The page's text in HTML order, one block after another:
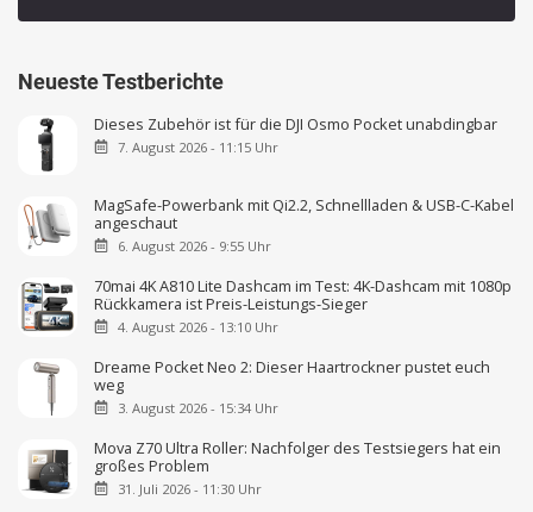
Neueste Testberichte
Dieses Zubehör ist für die DJI Osmo Pocket unabdingbar
7. August 2026 - 11:15 Uhr
MagSafe-Powerbank mit Qi2.2, Schnellladen & USB-C-Kabel
angeschaut
6. August 2026 - 9:55 Uhr
70mai 4K A810 Lite Dashcam im Test: 4K-Dashcam mit 1080p
Rückkamera ist Preis-Leistungs-Sieger
4. August 2026 - 13:10 Uhr
Dreame Pocket Neo 2: Dieser Haartrockner pustet euch
weg
3. August 2026 - 15:34 Uhr
Mova Z70 Ultra Roller: Nachfolger des Testsiegers hat ein
großes Problem
31. Juli 2026 - 11:30 Uhr